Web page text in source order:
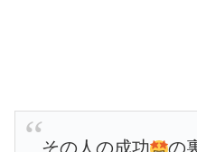
その人の成功
の